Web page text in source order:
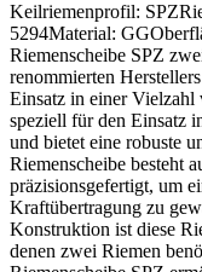
Keilriemenprofil:
5294Material:
Riemenscheibe SPZ
renommierten
Einsatz in einer Vielzahl
speziell für den Einsatz
und bietet eine robuste
Riemenscheibe besteht
präzisionsgefertigt, um
Kraftübertragung zu
Konstruktion ist diese
denen zwei Riemen